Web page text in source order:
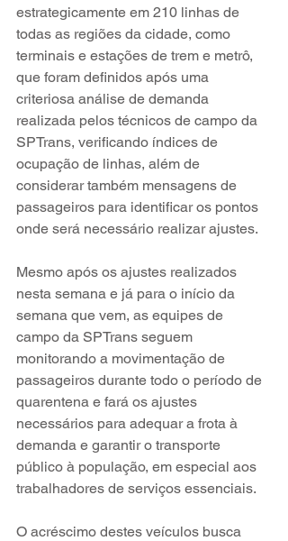
estrategicamente em 210 linhas de
todas as regiões da cidade, como
terminais e estações de trem e metrô,
que foram definidos após uma
criteriosa análise de demanda
realizada pelos técnicos de campo da
SPTrans, verificando índices de
ocupação de linhas, além de
considerar também mensagens de
passageiros para identificar os pontos
onde será necessário realizar ajustes.
Mesmo após os ajustes realizados
nesta semana e já para o início da
semana que vem, as equipes de
campo da SPTrans seguem
monitorando a movimentação de
passageiros durante todo o período de
quarentena e fará os ajustes
necessários para adequar a frota à
demanda e garantir o transporte
público à população, em especial aos
trabalhadores de serviços essenciais.
O acréscimo destes veículos busca